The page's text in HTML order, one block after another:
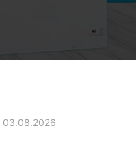
03.08.2026